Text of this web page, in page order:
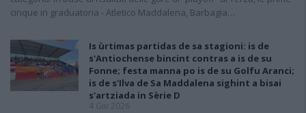
cinque in graduatoria - Atletico Maddalena, Barbagia…
Is ùrtimas partidas de sa stagioni: is de
s'Antiochense bincint contras a is de su
Fonne; festa manna po is de su Golfu Aranci;
is de s'Ilva de Sa Maddalena sighint a bisai
s'artziada in Sèrie D
4 Giu 2026